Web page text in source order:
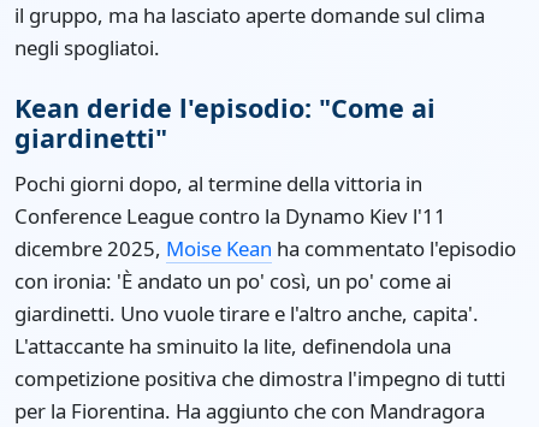
il gruppo, ma ha lasciato aperte domande sul clima
negli spogliatoi.
Kean deride l'episodio: "Come ai
giardinetti"
Pochi giorni dopo, al termine della vittoria in
Conference League contro la Dynamo Kiev l'11
dicembre 2025, Moise Kean ha commentato l'episodio
con ironia: 'È andato un po' così, un po' come ai
giardinetti. Uno vuole tirare e l'altro anche, capita'.
L'attaccante ha sminuito la lite, definendola una
competizione positiva che dimostra l'impegno di tutti
per la Fiorentina. Ha aggiunto che con Mandragora